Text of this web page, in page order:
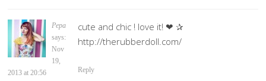
Pepa
says:
Nov
19,
2013 at 20:56
cute and chic ! love it! ❤ ✰
http://therubberdoll.com/
Reply